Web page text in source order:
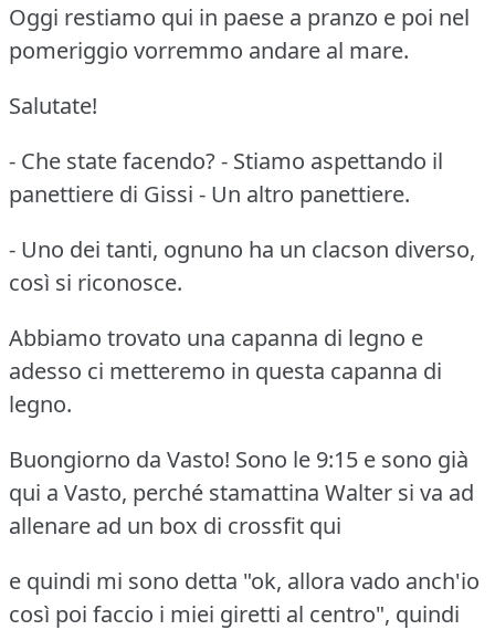
Oggi restiamo qui in paese a pranzo e poi nel
pomeriggio vorremmo andare al mare.
Salutate!
- Che state facendo? - Stiamo aspettando il
panettiere di Gissi - Un altro panettiere.
- Uno dei tanti, ognuno ha un clacson diverso,
così si riconosce.
Abbiamo trovato una capanna di legno e
adesso ci metteremo in questa capanna di
legno.
Buongiorno da Vasto! Sono le 9:15 e sono già
qui a Vasto, perché stamattina Walter si va ad
allenare ad un box di crossfit qui
e quindi mi sono detta "ok, allora vado anch'io
così poi faccio i miei giretti al centro", quindi